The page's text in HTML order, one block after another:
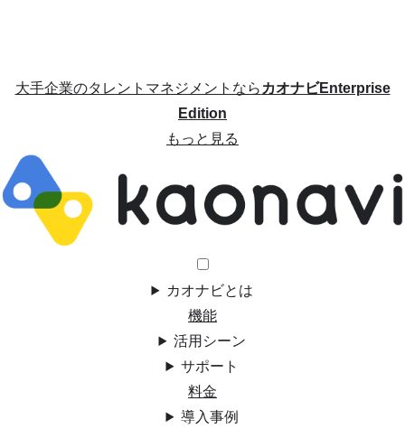
大手企業のタレントマネジメントならカオナビEnterprise
Edition
もっと見る
カオナビとは
機能
活用シーン
サポート
料金
導入事例